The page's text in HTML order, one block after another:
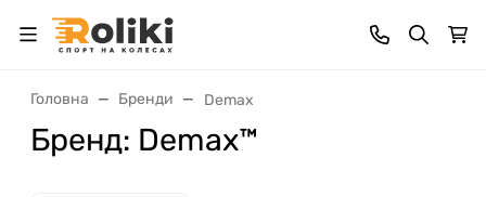
Головна Бренди Demax
Бренд: Demax™